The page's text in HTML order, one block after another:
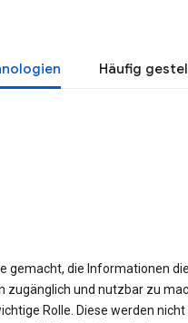
Häufig
gemacht, die Informationen
zugänglich und nutzbar zu
Rolle. Diese werden